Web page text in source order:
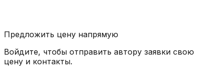
Предложить цену напрямую
Войдите, чтобы отправить автору заявки свою
цену и контакты.